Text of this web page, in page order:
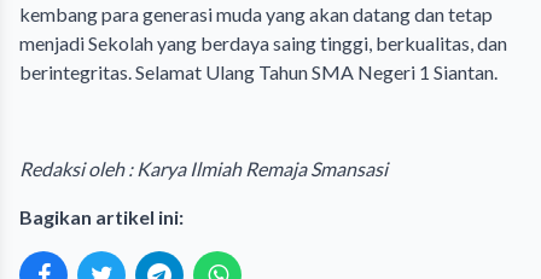
kembang para generasi muda yang akan datang dan tetap
menjadi Sekolah yang berdaya saing tinggi, berkualitas, dan
berintegritas. Selamat Ulang Tahun SMA Negeri 1 Siantan.
Redaksi oleh : Karya Ilmiah Remaja Smansasi
Bagikan artikel ini: